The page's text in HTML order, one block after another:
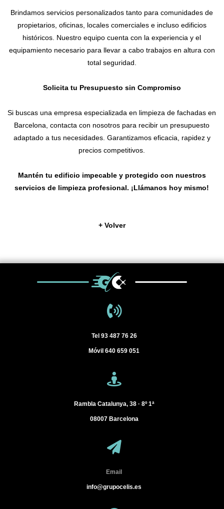
Brindamos servicios personalizados tanto para comunidades de
propietarios, oficinas, locales comerciales e incluso edificios
históricos. Nuestro equipo cuenta con la experiencia y el
equipamiento necesario para llevar a cabo trabajos en altura con
total seguridad.
Solicita tu Presupuesto sin Compromiso
Si buscas una empresa especializada en limpieza de fachadas en
Barcelona, contacta con nosotros para recibir un presupuesto
adaptado a tus necesidades. Garantizamos eficacia, rapidez y
precios competitivos.
Mantén tu edificio impecable y protegido con nuestros
servicios de limpieza profesional. ¡Llámanos hoy mismo!
+ Volver
Tel93 487 76 26
Móvil 640 659 051
Rambla Catalunya, 38 · 8º 1ª
08007 Barcelona
Email
info@grupocelis.es